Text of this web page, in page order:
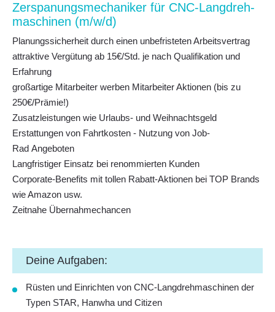
Zerspa­nungs­me­cha­niker für CNC-Lang­dreh­
ma­schinen (m/w/d)
Planungssicherheit durch einen unbefristeten Arbeitsvertrag
attraktive Vergütung ab 15€/Std. je nach Qualifikation und
Erfahrung
großartige Mitarbeiter werben Mitarbeiter Aktionen (bis zu
250€/Prämie!)
Zusatzleistungen wie Urlaubs- und Weihnachtsgeld
Erstattungen von Fahrtkosten - Nutzung von Job-
Rad Angeboten
Langfristiger Einsatz bei renommierten Kunden
Corporate-Benefits mit tollen Rabatt-Aktionen bei TOP Brands
wie Amazon usw.
Zeitnahe Übernahmechancen
Deine Aufgaben:
Rüsten und Einrichten von CNC-Langdrehmaschinen der
Typen STAR, Hanwha und Citizen